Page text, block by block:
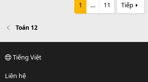
1 … 11 Tiếp
Toán 12
Tiếng Việt
Liên hệ